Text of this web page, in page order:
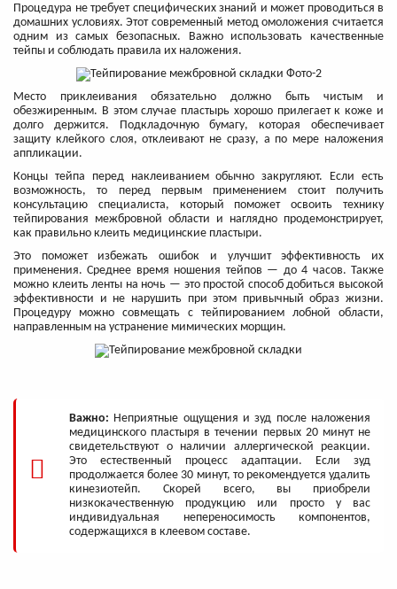
Процедура не требует специфических знаний и может проводиться в
домашних условиях. Этот современный метод омоложения считается
одним из самых безопасных. Важно использовать качественные
тейпы и соблюдать правила их наложения.
Место приклеивания обязательно должно быть чистым и
обезжиренным. В этом случае пластырь хорошо прилегает к коже и
долго держится. Подкладочную бумагу, которая обеспечивает
защиту клейкого слоя, отклеивают не сразу, а по мере наложения
аппликации.
Концы тейпа перед наклеиванием обычно закругляют. Если есть
возможность, то перед первым применением стоит получить
консультацию специалиста, который поможет освоить технику
тейпирования межбровной области и наглядно продемонстрирует,
как правильно клеить медицинские пластыри.
Это поможет избежать ошибок и улучшит эффективность их
применения. Среднее время ношения тейпов — до 4 часов. Также
можно клеить ленты на ночь — это простой способ добиться высокой
эффективности и не нарушить при этом привычный образ жизни.
Процедуру можно совмещать с тейпированием лобной области,
направленным на устранение мимических морщин.
Важно: Неприятные ощущения и зуд после наложения
медицинского пластыря в течении первых 20 минут не
свидетельствуют о наличии аллергической реакции.
Это естественный процесс адаптации. Если зуд
продолжается более 30 минут, то рекомендуется удалить
кинезиотейп. Скорей всего, вы приобрели
низкокачественную продукцию или просто у вас
индивидуальная непереносимость компонентов,
содержащихся в клеевом составе.